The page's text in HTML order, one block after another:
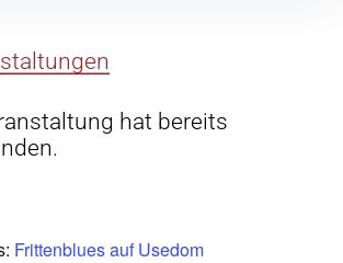
hat bereits
Frittenblues auf Usedom